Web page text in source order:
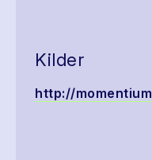
Kilder
http://